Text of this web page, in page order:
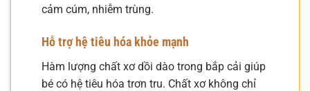
cảm cúm, nhiễm trùng.
Hỗ trợ hệ tiêu hóa khỏe mạnh
Hàm lượng chất xơ dồi dào trong bắp cải giúp
bé có hệ tiêu hóa trơn tru. Chất xơ không chỉ